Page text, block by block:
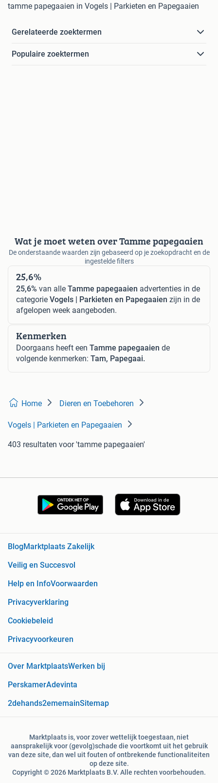
tamme papegaaien in Vogels | Parkieten en Papegaaien
Gerelateerde zoektermen
Populaire zoektermen
Wat je moet weten over Tamme papegaaien
De onderstaande waarden zijn gebaseerd op je zoekopdracht en de
ingestelde filters
25,6%
25,6% van alle Tamme papegaaien advertenties in de
categorie Vogels | Parkieten en Papegaaien zijn in de
afgelopen week aangeboden.
Kenmerken
Doorgaans heeft een Tamme papegaaien de
volgende kenmerken: Tam, Papegaai.
Home Dieren en Toebehoren
Vogels | Parkieten en Papegaaien
403 resultaten voor 'tamme papegaaien'
Blog Marktplaats Zakelijk
Veilig en Succesvol
Help en InfoVoorwaarden
Privacyverklaring
Cookiebeleid
Privacyvoorkeuren
Over MarktplaatsWerken bij
PerskamerAdevinta
2dehands2ememainSitemap
Marktplaats is, voor zover wettelijk toegestaan, niet
aansprakelijk voor (gevolg)schade die voortkomt uit het gebruik
van deze site, dan wel uit fouten of ontbrekende functionaliteiten
op deze site.
Copyright © 2026 Marktplaats B.V. Alle rechten voorbehouden.